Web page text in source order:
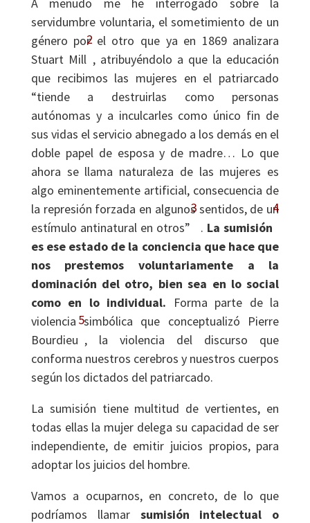
servidumbre voluntaria, el sometimiento de un
género por el otro que ya en 1869 analizara
Stuart Mill
2
, atribuyéndolo a que la educación
que recibimos las mujeres en el patriarcado
“tiende a destruirlas como personas
autónomas y a inculcarles como único fin de
sus vidas el servicio abnegado a los demás en el
doble papel de esposa y de madre… Lo que
ahora se llama naturaleza de las mujeres es
algo eminentemente artificial, consecuencia de
la represión forzada en algunos sentidos, de un
estímulo antinatural en otros”
3
. La sumisión
4
es ese estado de la conciencia que hace que
nos prestemos voluntariamente a la
dominación del otro, bien sea en lo social
como en lo individual. Forma parte de la
violencia simbólica que conceptualizó Pierre
Bourdieu
5
, la violencia del discurso que
conforma nuestros cerebros y nuestros cuerpos
según los dictados del patriarcado.
La sumisión tiene multitud de vertientes, en
todas ellas la mujer delega su capacidad de ser
independiente, de emitir juicios propios, para
adoptar los juicios del hombre.
Vamos a ocuparnos, en concreto, de lo que
podríamos llamar sumisión intelectual o